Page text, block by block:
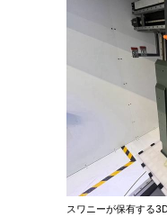
スワニーが保有する